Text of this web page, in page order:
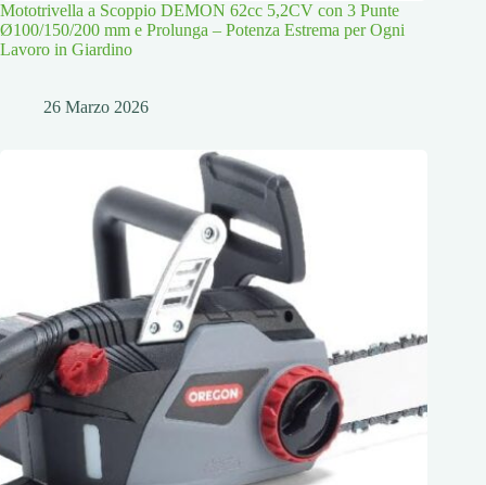
Mototrivella a Scoppio DEMON 62cc 5,2CV con 3 Punte
Ø100/150/200 mm e Prolunga – Potenza Estrema per Ogni
Lavoro in Giardino
26 Marzo 2026